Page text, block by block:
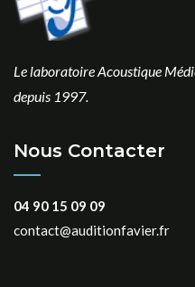
Le laboratoire Acoustique
depuis 1997.
Nous Contacter
04 90 15 09 09
contact@auditionfavier.fr